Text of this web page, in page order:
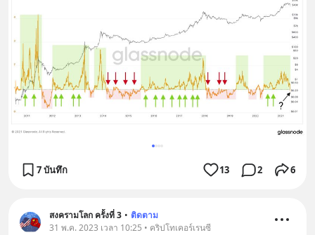
7 บันทึก 13 2 6
สงครามโลก ครั้งที่ 3 • ติดตาม
31 พ.ค. 2023 เวลา 10:25 • คริปโทเคอร์เรนซี